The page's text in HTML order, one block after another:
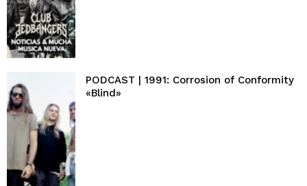
PODCAST | 1991: Corrosion of Conformity
«Blind»